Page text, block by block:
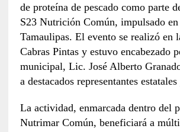
de proteína de pescado como parte
S23 Nutrición Común, impulsado en
Tamaulipas. El evento se realizó en
Cabras Pintas y estuvo encabezado
municipal, Lic. José Alberto
a destacados representantes
La actividad, enmarcada dentro del
Nutrimar Común, beneficiará a